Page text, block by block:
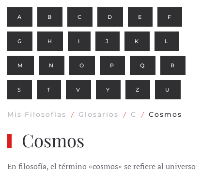
A B C D E F
G H I J K L
M N O P Q R
S T V Y Z U
Mis Filosofías Glosarios C Cosmos
Cosmos
En filosofía, el término «cosmos» se refiere al universo